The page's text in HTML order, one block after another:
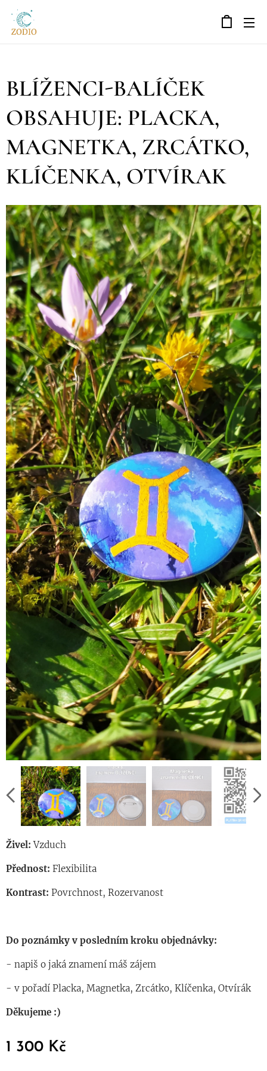
BLÍŽENCI-BALÍČEK
OBSAHUJE: PLACKA,
MAGNETKA, ZRCÁTKO,
KLÍČENKA, OTVÍRAK
Živel: Vzduch
Přednost: Flexibilita
Kontrast: Povrchnost, Rozervanost
Do poznámky v posledním kroku objednávky:
- napiš o jaká znamení máš zájem
- v pořadí Placka, Magnetka, Zrcátko, Klíčenka, Otvírák
Děkujeme :)
1 300 Kč